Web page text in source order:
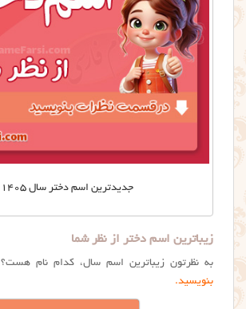
جدیدترین اسم دختر سال ۱۴۰۵
زیباترین اسم دختر از نظر شما
به نظرتون زیباترین اسم سال، کدام نام هست؟
بنویسید.